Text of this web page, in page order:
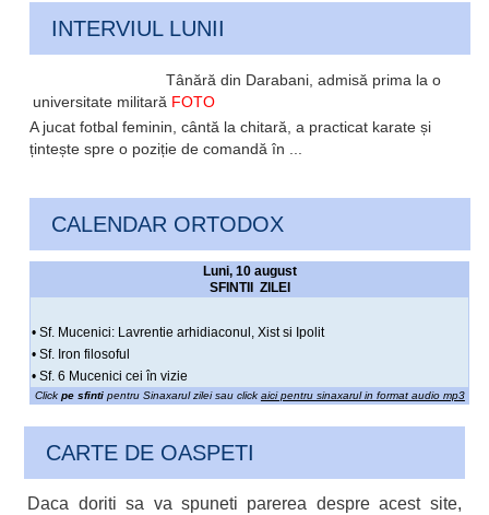
INTERVIUL LUNII
Tânără din Darabani, admisă prima la o
universitate militară FOTO
A jucat fotbal feminin, cântă la chitară, a practicat karate și
țintește spre o poziție de comandă în ...
CALENDAR ORTODOX
Luni, 10 august
SFINTII ZILEI
• Sf. Mucenici: Lavrentie arhidiaconul, Xist si Ipolit
• Sf. Iron filosoful
• Sf. 6 Mucenici cei în vizie
Click pe sfintipentru Sinaxarul zilei sau click aici pentru sinaxarul in format audio mp3
CARTE DE OASPETI
Daca doriti sa va spuneti parerea despre acest site,